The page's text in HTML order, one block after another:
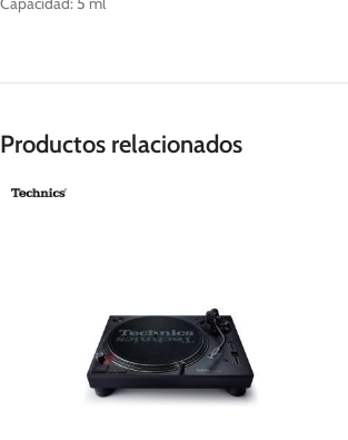
Productos relacionados